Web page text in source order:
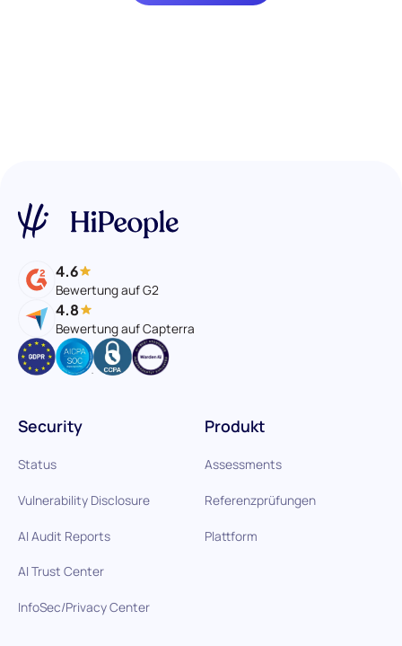
4.6
Bewertung auf G2
4.8
Bewertung auf Capterra
Produkt
Assessments
Referenzprüfungen
Plattform
Security
Status
Vulnerability Disclosure
AI Audit Reports
AI Trust Center
InfoSec/Privacy Center